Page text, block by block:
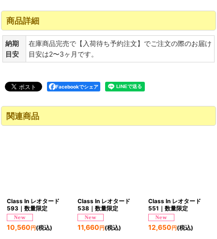
商品詳細
納期
目安
在庫商品完売で【入荷待ち予約注文】でご注文の際のお届け
目安は2〜3ヶ月です。
Facebookでシェア
関連商品
Class In レオタード
593｜数量限定
10,560 円 (税込)
Class In レオタード
538｜数量限定
11,660 円(税込)
Class In レオタード
551｜数量限定
12,650 円(税込)